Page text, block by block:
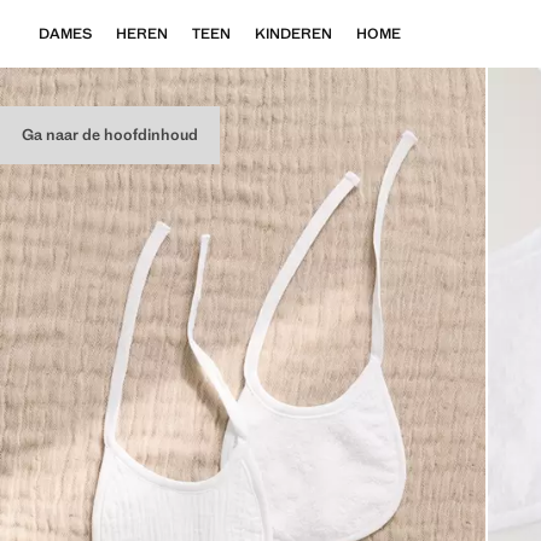
Ga naar de hoofdinhoud
DAMES HEREN TEEN KINDEREN HOME